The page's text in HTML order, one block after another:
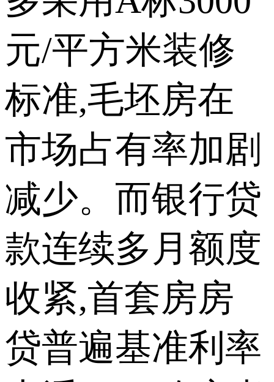
元/平方米装修
标准,毛坯房在
市场占有率加剧
减少。而银行贷
款连续多月额度
收紧,首套房房
贷普遍基准利率